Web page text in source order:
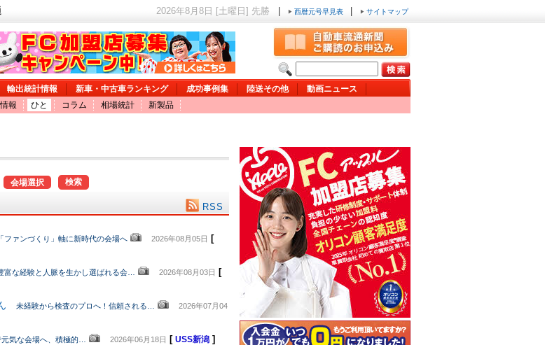
2026年8月8日 [土曜日] 先勝 西暦元号早見表 サイトマップ
輸出統計情報 新車・中古車ランキング 成功事例集 陸送その他
動画ニュース
報 ひと コラム 相場統計 新製品
会場選択 検索
RSS
「ファンづくり」軸に新時代の会場へ 2026年08月05日 [
富な経験と人脈を生かし選ばれる会… 2026年08月03日 [
未経験から検査のプロへ！信頼される… 2026年07月04
気な会場へ、積極的… 2026年06月18日 [ USS新潟 ]